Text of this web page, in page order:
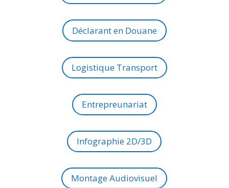
Déclarant en Douane
Logistique Transport
Entrepreunariat
Infographie 2D/3D
Montage Audiovisuel